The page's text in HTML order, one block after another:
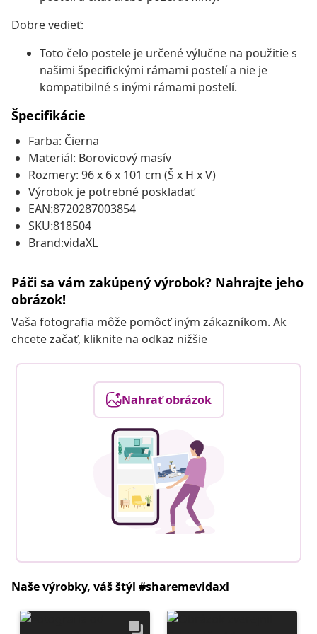
Dobre vedieť:
Toto čelo postele je určené výlučne na použitie s
našimi špecifickými rámami postelí a nie je
kompatibilné s inými rámami postelí.
Špecifikácie
Farba: Čierna
Materiál: Borovicový masív
Rozmery: 96 x 6 x 101 cm (Š x H x V)
Výrobok je potrebné poskladať
EAN:8720287003854
SKU:818504
Brand:vidaXL
Páči sa vám zakúpený výrobok? Nahrajte jeho
obrázok!
Vaša fotografia môže pomôcť iným zákazníkom. Ak
chcete začať, kliknite na odkaz nižšie
Nahrať obrázok
Naše výrobky, váš štýl #sharemevidaxl